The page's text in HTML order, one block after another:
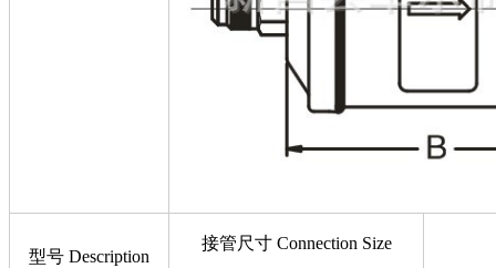
型号 Description
接管尺寸 Connection Size